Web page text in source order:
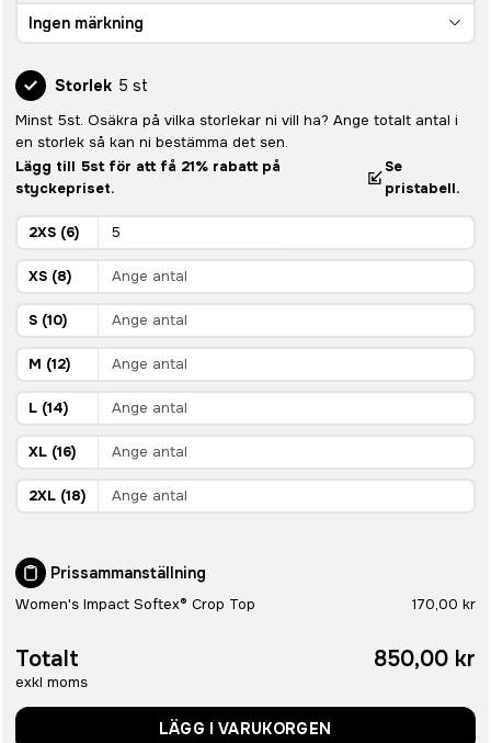
Ingen märkning
Storlek 5 st
Minst 5st. Osäkra på vilka storlekar ni vill ha? Ange totalt antal i
en storlek så kan ni bestämma det sen.
Lägg till 5st för att få 21% rabatt på
styckepriset.
Se
pristabell.
2XS (6)
XS (8)
S (10)
M (12)
L (14)
XL (16)
2XL (18)
Prissammanställning
Women's Impact Softex® Crop Top 170,00 kr
Totalt
exkl moms
850,00 kr
LÄGG I VARUKORGEN